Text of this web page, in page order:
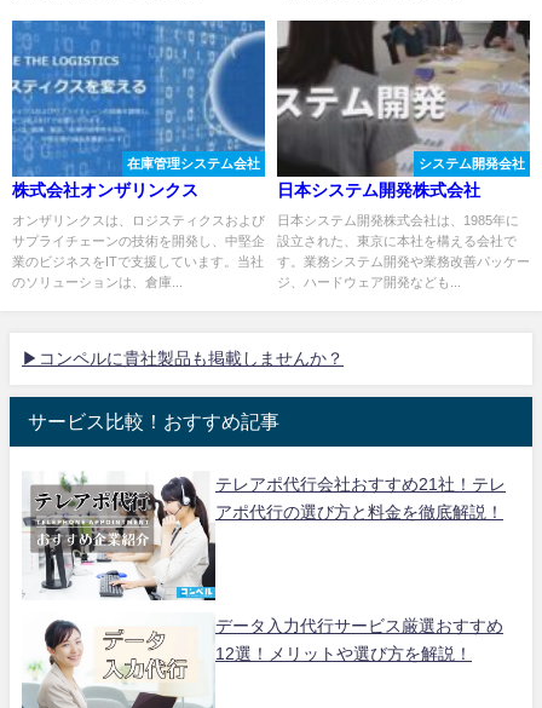
在庫管理システム会社
株式会社オンザリンクス
オンザリンクスは、ロジスティクスおよび
サプライチェーンの技術を開発し、中堅企
業のビジネスをITで支援しています。当社
のソリューションは、倉庫...
システム開発会社
日本システム開発株式会社
日本システム開発株式会社は、1985年に
設立された、東京に本社を構える会社で
す。業務システム開発や業務改善パッケー
ジ、ハードウェア開発なども...
▶コンペルに貴社製品も掲載しませんか？
サービス比較！おすすめ記事
テレアポ代行会社おすすめ21社！テレ
アポ代行の選び方と料金を徹底解説！
データ入力代行サービス厳選おすすめ
12選！メリットや選び方を解説！